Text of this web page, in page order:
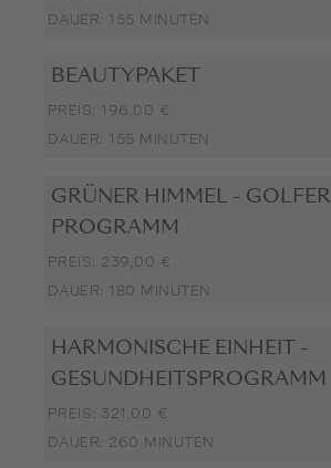
DAUER: 155 MINUTEN
BEAUTYPAKET
PREIS: 196,00 €
DAUER: 155 MINUTEN
GRÜNER HIMMEL - GOLFER
PROGRAMM
PREIS: 239,00 €
DAUER: 180 MINUTEN
HARMONISCHE EINHEIT -
GESUNDHEITSPROGRAMM
PREIS: 321,00 €
DAUER: 260 MINUTEN